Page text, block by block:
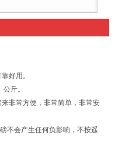
好用。
斤。
非常方便，非常简单，非常安
不会产生任何负影响，不按遥